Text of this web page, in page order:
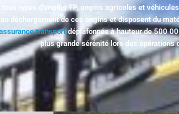
tous types d’engins TP, engins agricoles et
déchargement de ces engins et disposent du
transportdéplafonnée à hauteur de 500
plus grande sérénité lors des opérations